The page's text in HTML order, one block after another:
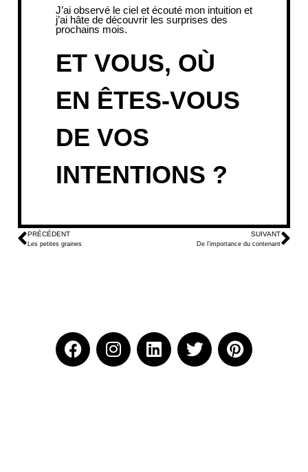
J’ai observé le ciel et écouté mon intuition et
j’ai hâte de découvrir les surprises des
prochains mois.
ET VOUS, OÙ
EN ÊTES-VOUS
DE VOS
INTENTIONS ?
PRÉCÉDENT
Les petites graines
SUIVANT
De l’importance du contenant